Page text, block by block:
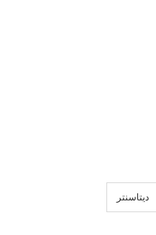
دیتاسنتر